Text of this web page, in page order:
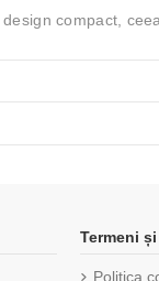
compact,
Termeni
Politica